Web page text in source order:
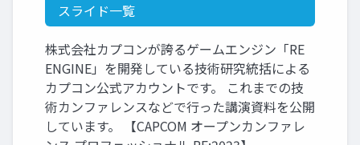
スライド一覧
株式会社カプコンが誇るゲームエンジン「RE
ENGINE」を開発している技術研究統括による
カプコン公式アカウントです。 これまでの技
術カンファレンスなどで行った講演資料を公開
しています。 【CAPCOM オープンカンファレ